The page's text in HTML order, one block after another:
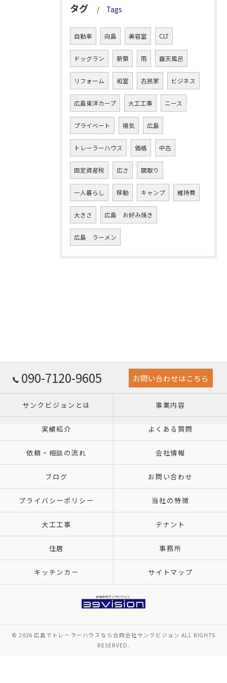
タグ Tags
自動車 向島 美容室 CLT
ドッグラン 新築 雨 露天風呂
リフォーム 和室 古民家 ビジネス
広島東洋カープ 大工工事 ニース
プライベート 陽気 広島
トレーラーハウス 価格 中古
固定資産税 広さ 間取り
一人暮らし 移動 キャンプ 維持費
大きさ 広島 お好み焼き
広島 ラーメン
090-7120-9605 お問い合わせはこちら
サンクビジョンとは 事業内容
実績紹介 よくある質問
依頼・相談の流れ 会社情報
ブログ お問い合わせ
プライバシーポリシー 当社の特徴
大工工事 テナント
住居 事務所
キッチンカー サイトマップ
© 2026 広島でトレーラーハウスなら合同会社サンクビジョン ALL RIGHTS
RESERVED.